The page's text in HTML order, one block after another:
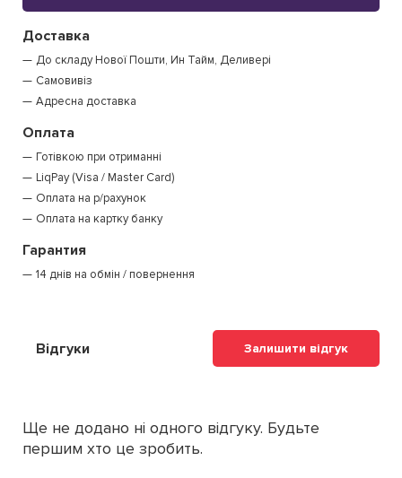
Доставка
До складу Нової Пошти, Ин Тайм, Деливері
Самовивіз
Адресна доставка
Оплата
Готівкою при отриманні
LiqPay (Visa / Master Card)
Оплата на р/рахунок
Оплата на картку банку
Гарантия
14 днів на обмін / повернення
Відгуки Залишити відгук
Ще не додано ні одного відгуку. Будьте
першим хто це зробить.